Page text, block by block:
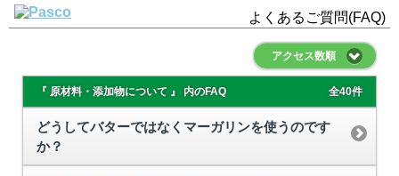
よくあるご質問(FAQ)
アクセス数順
『 原材料・添加物について 』 内のFAQ 全40件
どうしてバターではなくマーガリンを使うのです
か？